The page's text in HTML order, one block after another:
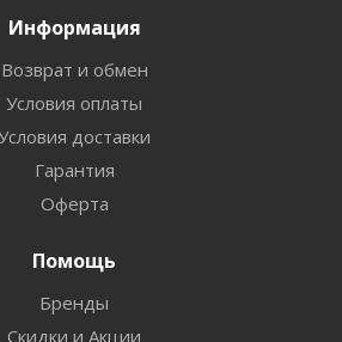
Информация
Возврат и обмен
Условия оплаты
доставки
Гарантия
Оферта
Помощь
Бренды
Скидки и Акции